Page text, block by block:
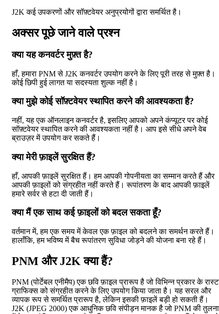
J2K कई उपकरणों और सॉफ़्टवेयर अनुप्रयोगों द्वारा समर्थित है।
अक्सर पूछे जाने वाले प्रश्न
क्या यह कनवर्टर मुफ़्त है?
हाँ, हमारा PNM से J2K कनवर्टर उपयोग करने के लिए पूरी तरह से मुफ़्त है।
कोई छिपी हुई लागत या सदस्यता शुल्क नहीं है।
क्या मुझे कोई सॉफ़्टवेयर स्थापित करने की आवश्यकता है?
नहीं, यह एक ऑनलाइन कनवर्टर है, इसलिए आपको अपने कंप्यूटर पर कोई
सॉफ़्टवेयर स्थापित करने की आवश्यकता नहीं है। आप इसे सीधे अपने वेब
ब्राउज़र में उपयोग कर सकते हैं।
क्या मेरी फ़ाइलें सुरक्षित हैं?
हाँ, आपकी फ़ाइलें सुरक्षित हैं। हम आपकी गोपनीयता का सम्मान करते हैं और
आपकी फ़ाइलों को संग्रहीत नहीं करते हैं। रूपांतरण के बाद आपकी फ़ाइलें
हमारे सर्वर से हटा दी जाती हैं।
क्या मैं एक साथ कई फ़ाइलों को बदल सकता हूँ?
वर्तमान में, हम एक समय में केवल एक फ़ाइल को बदलने का समर्थन करते हैं।
हालाँकि, हम भविष्य में बैच रूपांतरण सुविधा जोड़ने की योजना बना रहे हैं।
PNM और J2K क्या हैं?
PNM (पोर्टेबल एनीमैप) एक छवि फ़ाइल प्रारूप है जो विभिन्न प्रकार के
ग्राफिक्स को संग्रहीत करने के लिए उपयोग किया जाता है। यह सरल और
व्यापक रूप से समर्थित प्रारूप है, लेकिन इसकी फ़ाइलें बड़ी हो सकती हैं।
J2K (JPEG 2000) एक आधुनिक छवि संपीड़न मानक है जो PNM की तुलना